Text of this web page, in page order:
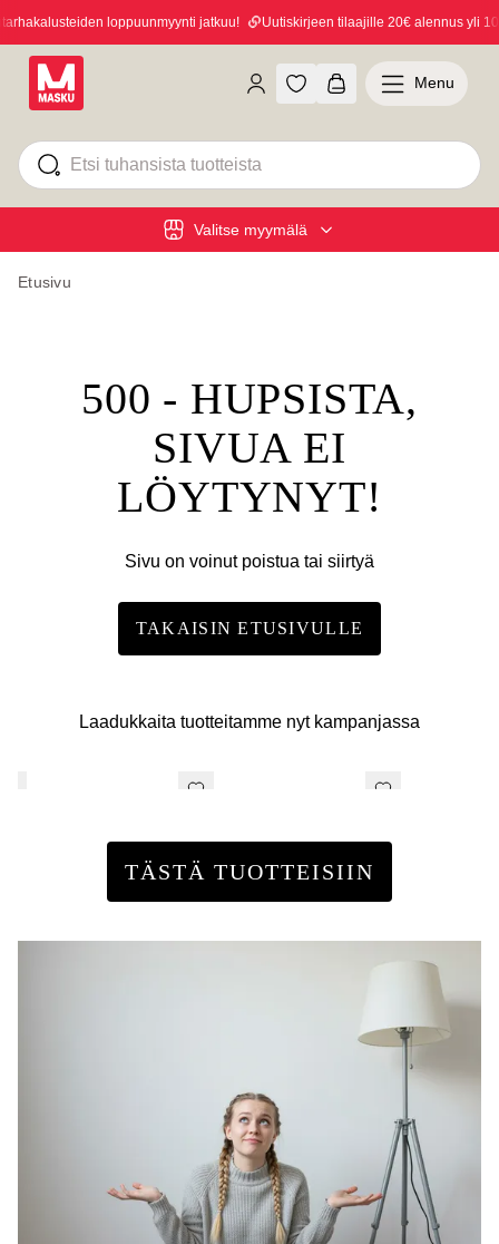
loppuunmyynti jatkuu! Uutiskirjeen tilaajille 20€ alennus yli
Valitse myymälä
Menu
Etusivu
500 - HUPSISTA,
SIVUA EI
LÖYTYNYT!
Sivu on voinut poistua tai siirtyä
TAKAISIN ETUSIVULLE
Laadukkaita tuotteitamme nyt kampanjassa
TÄSTÄ TUOTTEISIIN